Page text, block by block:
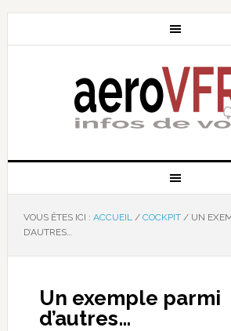
VOUS ÊTES ICI : ACCUEIL / COCKPIT /UN
D’AUTRES…
Un exemple parmi
d’autres…